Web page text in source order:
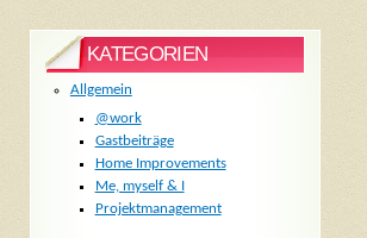
KATEGORIEN
Allgemein
@work
Gastbeiträge
Home Improvements
Me, myself & I
Projektmanagement